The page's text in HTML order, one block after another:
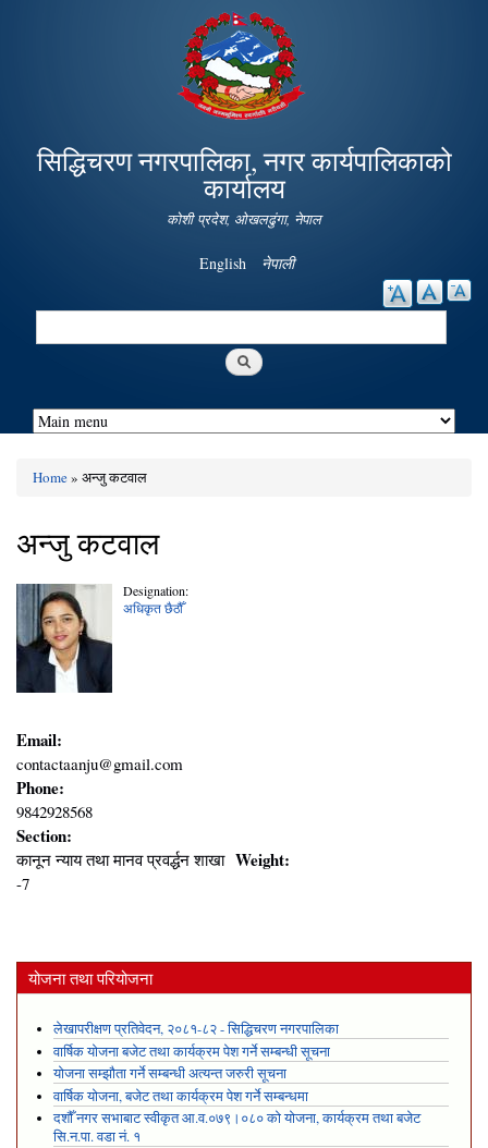
Skip to
main
content
सिद्धिचरण नगरपालिका, नगर कार्यपालिकाको
कार्यालय
कोशी प्रदेश, ओखलढुंगा, नेपाल
English नेपाली
Search
You are here
Home» अन्जु कटवाल
अन्जु कटवाल
Designation:
अधिकृत छैठौँ
Email:
contactaanju@gmail.com
Phone:
9842928568
Section:
कानून न्याय तथा मानव प्रवर्द्धन शाखा Weight:
-7
योजना तथा परियोजना
लेखापरीक्षण प्रतिवेदन, २०८१-८२ - सिद्धिचरण नगरपालिका
वार्षिक योजना बजेट तथा कार्यक्रम पेश गर्ने सम्बन्धी सूचना
योजना सम्झौता गर्ने सम्बन्धी अत्यन्त जरुरी सूचना
वार्षिक योजना, बजेट तथा कार्यक्रम पेश गर्ने सम्बन्धमा
दशौँ नगर सभाबाट स्वीकृत आ.व.०७९।०८० को योजना, कार्यक्रम तथा बजेट
सि.न.पा. वडा नं. १